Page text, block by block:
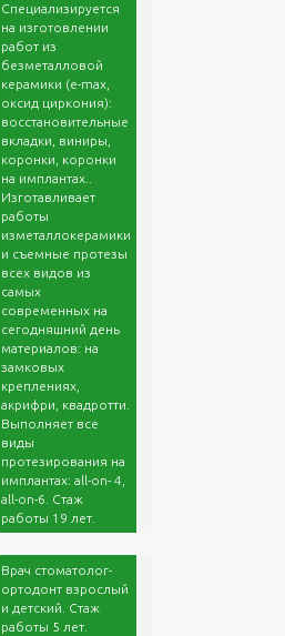
Специализируется
на изготовлении
работ из
безметалловой
керамики (e-max,
оксид циркония):
восстановительные
вкладки, виниры,
коронки, коронки
на имплантах..
Изготавливает
работы
изметаллокерамики
и съемные протезы
всех видов из
самых
современных на
сегодняшний день
материалов: на
замковых
креплениях,
акрифри, квадротти.
Выполняет все
виды
протезирования на
имплантах: all-оn- 4,
all-on-6. Стаж
работы 19 лет.
Врач стоматолог-
ортодонт взрослый
и детский. Стаж
работы 5 лет.